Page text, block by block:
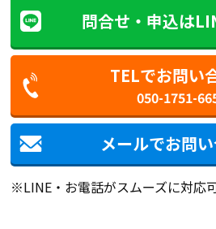
問合せ・申込は
TELでお問い
050-1751-
メールでお問
※LINE・お電話がスムーズに対応可